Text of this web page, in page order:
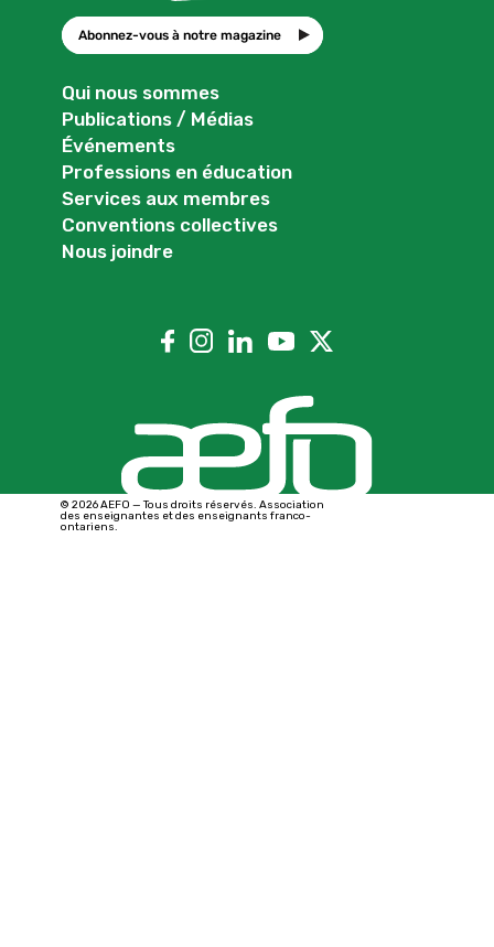
Abonnez-vous à notre magazine
Qui nous sommes
Publications / Médias
Événements
Professions en éducation
Services aux membres
Conventions collectives
Nous joindre
© 2026 AEFO — Tous droits réservés. Association
des enseignantes et des enseignants franco-
ontariens.